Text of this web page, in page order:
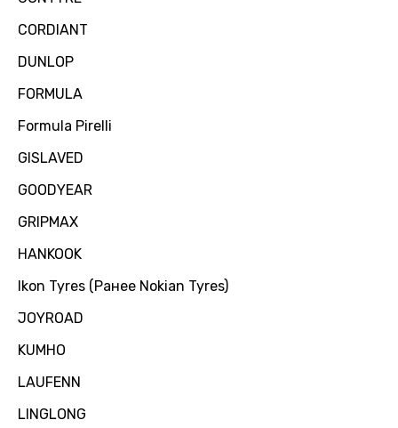
CORDIANT
DUNLOP
FORMULA
Formula Pirelli
GISLAVED
GOODYEAR
GRIPMAX
HANKOOK
Ikon Tyres (Ранее Nokian Tyres)
JOYROAD
KUMHO
LAUFENN
LINGLONG